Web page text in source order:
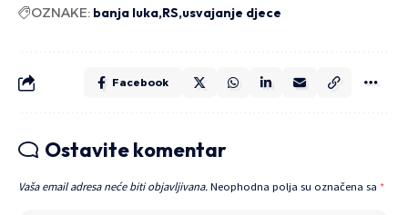
OZNAKE: banja luka RS usvajanje djece
Facebook
Ostavite komentar
Vaša email adresa neće biti objavljivana. Neophodna polja su označena sa *